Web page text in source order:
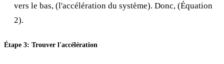
vers le bas, (l'accélération du système). Donc, (Équation
2).
Étape 3: Trouver l'accélération